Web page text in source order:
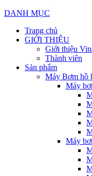
DANH MỤC
Trang chủ
GIỚI THIỆU
Giới thiệu
Thành viên
Sản phẩm
Máy Bơm hồ
Máy
Máy